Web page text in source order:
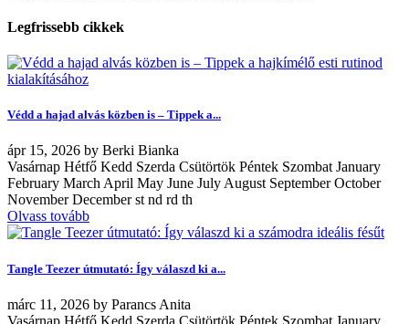
Legfrissebb cikkek
Védd a hajad alvás közben is – Tippek a...
ápr 15, 2026 by Berki Bianka
Vasárnap Hétfő Kedd Szerda Csütörtök Péntek Szombat January
February March April May June July August September October
November December st nd rd th
Olvass tovább
Tangle Teezer útmutató: Így válaszd ki a...
márc 11, 2026 by Parancs Anita
Vasárnap Hétfő Kedd Szerda Csütörtök Péntek Szombat January